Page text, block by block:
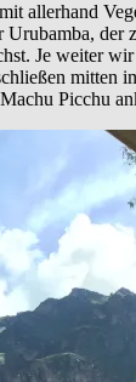
allerhand
Urubamba, der
Je weiter
mitten
Picchu